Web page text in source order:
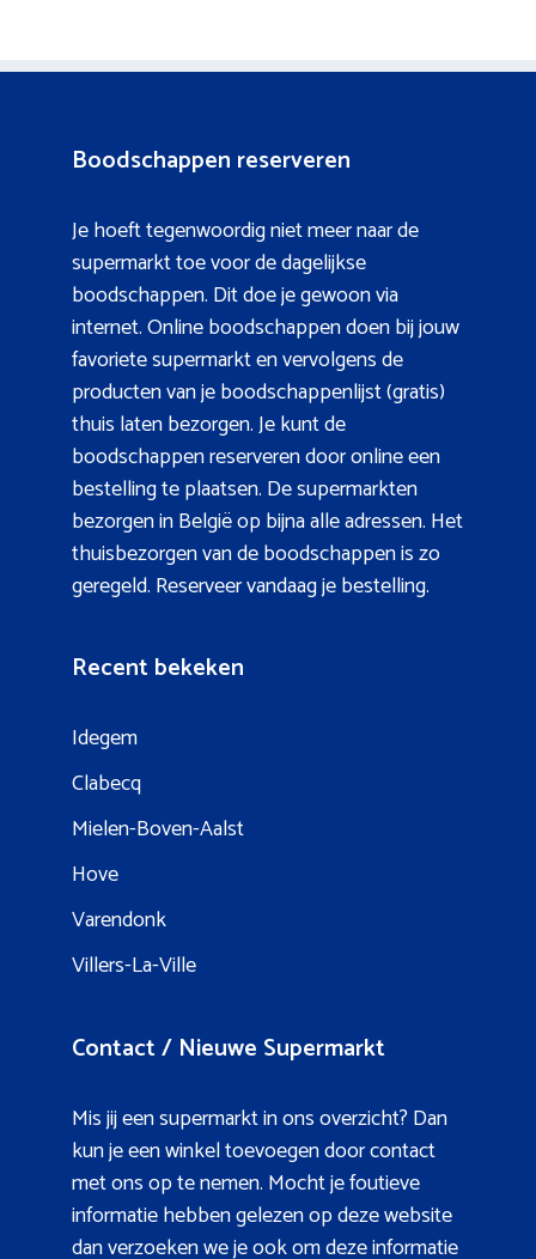
Boodschappen reserveren
Je hoeft tegenwoordig niet meer naar de
supermarkt toe voor de dagelijkse
boodschappen. Dit doe je gewoon via
internet. Online boodschappen doen bij jouw
favoriete supermarkt en vervolgens de
producten van je boodschappenlijst (gratis)
thuis laten bezorgen. Je kunt de
boodschappen reserveren door online een
bestelling te plaatsen. De supermarkten
bezorgen in België op bijna alle adressen. Het
thuisbezorgen van de boodschappen is zo
geregeld. Reserveer vandaag je bestelling.
Recent bekeken
Idegem
Clabecq
Mielen-Boven-Aalst
Hove
Varendonk
Villers-La-Ville
Contact / Nieuwe Supermarkt
Mis jij een supermarkt in ons overzicht? Dan
kun je een winkel toevoegen door contact
met ons op te nemen. Mocht je foutieve
informatie hebben gelezen op deze website
dan verzoeken we je ook om deze informatie